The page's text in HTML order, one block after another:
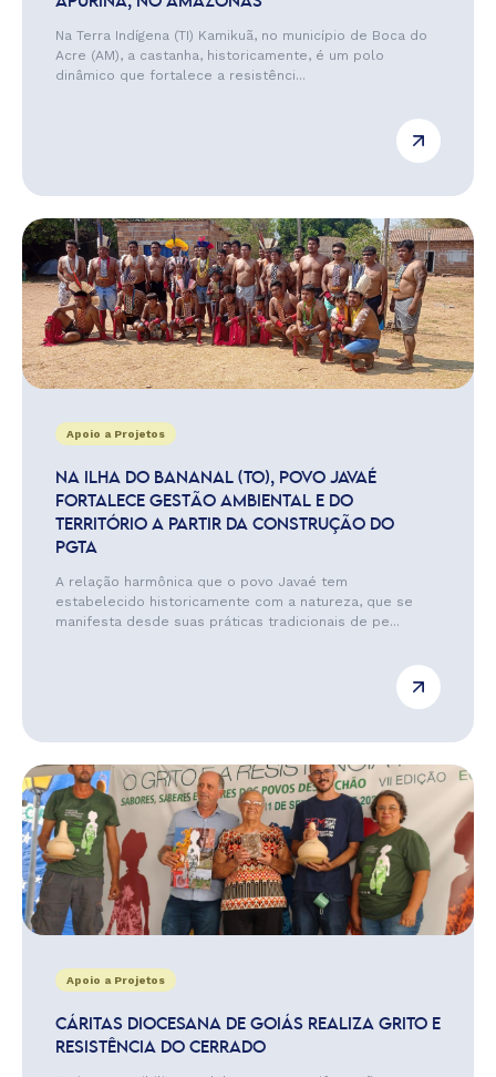
Na Terra Indígena (TI) Kamikuã, no município de Boca do
Acre (AM), a castanha, historicamente, é um polo
dinâmico que fortalece a resistênci...
Apoio a Projetos
NA ILHA DO BANANAL (TO), POVO JAVAÉ
FORTALECE GESTÃO AMBIENTAL E DO
TERRITÓRIO A PARTIR DA CONSTRUÇÃO DO
PGTA
A relação harmônica que o povo Javaé tem
estabelecido historicamente com a natureza, que se
manifesta desde suas práticas tradicionais de pe...
Apoio a Projetos
CÁRITAS DIOCESANA DE GOIÁS REALIZA GRITO E
RESISTÊNCIA DO CERRADO